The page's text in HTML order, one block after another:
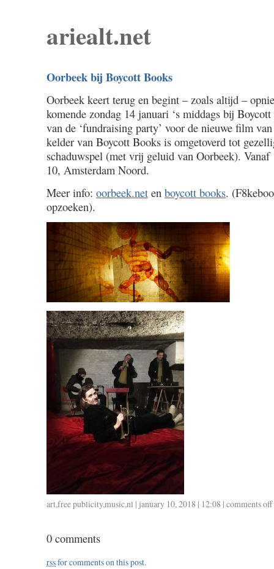
ariealt.net
Oorbeek bij Boycott Books
Oorbeek keert terug en begint – zoals altijd –
komende zondag 14 januari ‘s middags bij
van de ‘fundraising party’ voor de nieuwe film
kelder van Boycott Books is omgetoverd tot
schaduwspel (met vrij geluid van Oorbeek). Vanaf
10, Amsterdam Noord.
Meer info: oorbeek.net en boycott books.
opzoeken).
art,free publicity,music,nl | january 10, 2018 | 12:08 | comments off
0 comments
rssfor comments on this post.